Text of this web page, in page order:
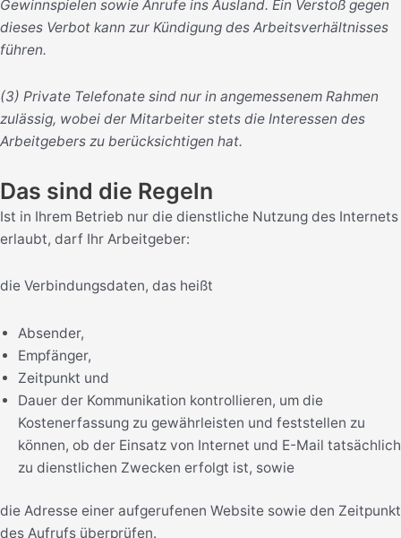
Gewinnspielen sowie Anrufe ins Ausland. Ein Verstoß gegen
dieses Verbot kann zur Kündigung des Arbeitsverhältnisses
führen.
(3) Private Telefonate sind nur in angemessenem Rahmen
zulässig, wobei der Mitarbeiter stets die Interessen des
Arbeitgebers zu berücksichtigen hat.
Das sind die Regeln
Ist in Ihrem Betrieb nur die dienstliche Nutzung des Internets
erlaubt, darf Ihr Arbeitgeber:
die Verbindungsdaten, das heißt
Absender,
Empfänger,
Zeitpunkt und
Dauer der Kommunikation kontrollieren, um die
Kostenerfassung zu gewährleisten und feststellen zu
können, ob der Einsatz von Internet und E-Mail tatsächlich
zu dienstlichen Zwecken erfolgt ist, sowie
die Adresse einer aufgerufenen Website sowie den Zeitpunkt
des Aufrufs überprüfen.